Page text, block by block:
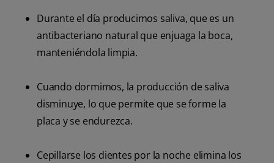
Durante el día producimos saliva, que es un
antibacteriano natural que enjuaga la boca,
manteniéndola limpia.
Cuando dormimos, la producción de saliva
disminuye, lo que permite que se forme la
placa y se endurezca.
Cepillarse los dientes por la noche elimina los